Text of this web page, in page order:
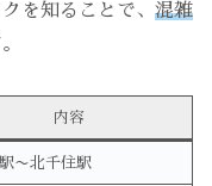
を知ることで、 混雑
内容
〜北千住駅